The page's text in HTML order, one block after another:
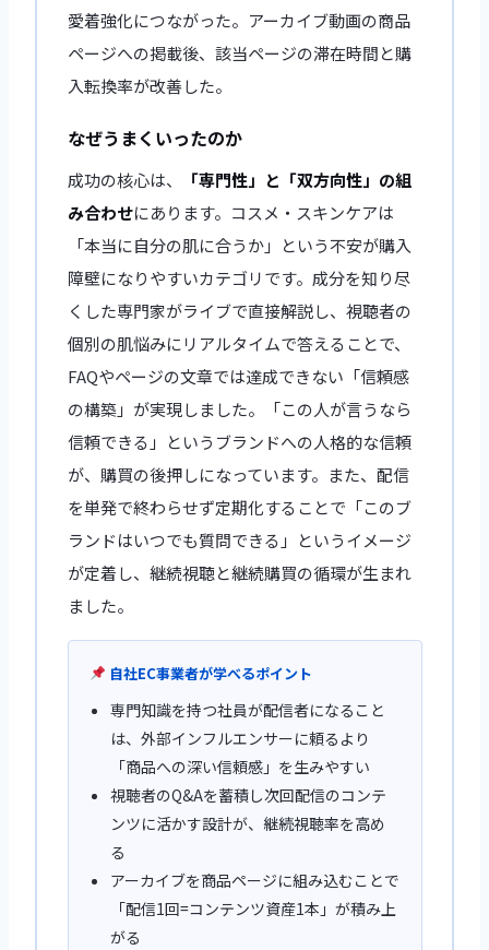
愛着強化につながった。アーカイブ動画の商品
ページへの掲載後、該当ページの滞在時間と購
入転換率が改善した。
なぜうまくいったのか
成功の核心は、
「専門性」と「双方向性」の組
み合わせにあります。コスメ・スキンケアは
「本当に自分の肌に合うか」という不安が購入
障壁になりやすいカテゴリです。成分を知り尽
くした専門家がライブで直接解説し、視聴者の
個別の肌悩みにリアルタイムで答えることで、
FAQやページの文章では達成できない「信頼感
の構築」が実現しました。「この人が言うなら
信頼できる」というブランドへの人格的な信頼
が、購買の後押しになっています。また、配信
を単発で終わらせず定期化することで「このブ
ランドはいつでも質問できる」というイメージ
が定着し、継続視聴と継続購買の循環が生まれ
ました。
自社EC事業者が学べるポイント
専門知識を持つ社員が配信者になること
は、外部インフルエンサーに頼るより
「商品への深い信頼感」を生みやすい
視聴者のQ&Aを蓄積し次回配信のコンテ
ンツに活かす設計が、継続視聴率を高め
る
アーカイブを商品ページに組み込むことで
「配信1回=コンテンツ資産1本」が積み上
がる